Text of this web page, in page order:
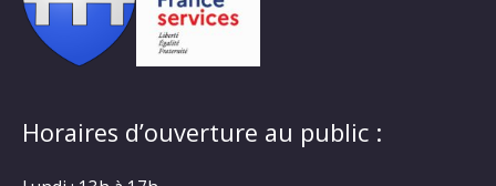
Horaires d’ouverture au public :